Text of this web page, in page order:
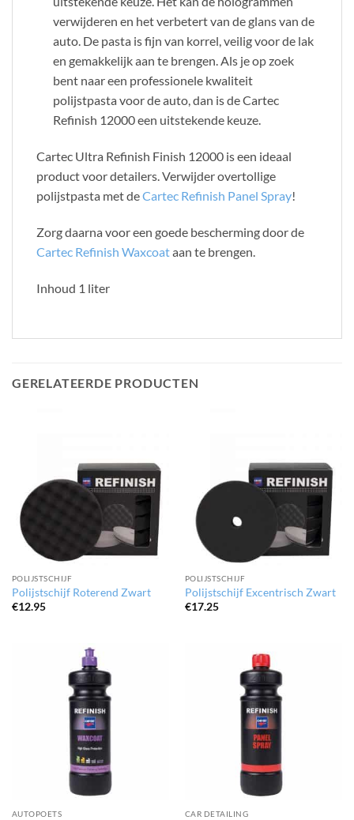
verwijderen en het verbetert van de glans van de
auto. De pasta is fijn van korrel, veilig voor de lak
en gemakkelijk aan te brengen. Als je op zoek
bent naar een professionele kwaliteit
polijstpasta voor de auto, dan is de Cartec
Refinish 12000 een uitstekende keuze.
Cartec Ultra Refinish Finish 12000 is een ideaal
product voor detailers. Verwijder overtollige
polijstpasta met deCartec Refinish Panel Spray!
Zorg daarna voor een goede bescherming door de
Cartec Refinish Waxcoataan te brengen.
Inhoud 1 liter
GERELATEERDE PRODUCTEN
POLIJSTSCHIJF
Polijstschijf Roterend Zwart
€12.95
POLIJSTSCHIJF
Polijstschijf Excentrisch Zwart
€17.25
AUTOPOETS CAR DETAILING